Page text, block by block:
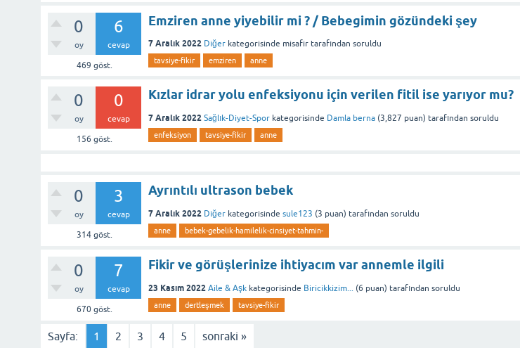
0
oy
6
cevap
469 göst.
Emziren anne yiyebilir mi ? / Bebegimin gözündeki şey
7 Aralık 2022 Diğer kategorisinde misafir tarafından soruldu
tavsiye-fikir emziren anne
0
oy
0
cevap
156 göst.
Kızlar idrar yolu enfeksiyonu için verilen fitil ise yarıyor mu?
7 Aralık 2022 Sağlık-Diyet-Spor kategorisinde Damla berna (3,827 puan) tarafından soruldu
enfeksiyon tavsiye-fikir anne
0
oy
3
cevap
314 göst.
Ayrıntılı ultrason bebek
7 Aralık 2022 Diğer kategorisinde sule123 (3 puan) tarafından soruldu
anne bebek-gebelik-hamilelik-cinsiyet-tahmin-
0
oy
7
cevap
670 göst.
Fikir ve görüşlerinize ihtiyacım var annemle ilgili
23 Kasım 2022 Aile & Aşk kategorisinde Biricikkizim... (6 puan) tarafından soruldu
anne dertleşmek tavsiye-fikir
Sayfa: 1 2 3 4 5 sonraki »